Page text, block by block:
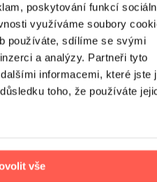
poskytování funkcí
využíváme soubory
používáte, sdílíme se svými
a analýzy. Partneři tyto
informacemi, které jste
toho, že používáte
vše